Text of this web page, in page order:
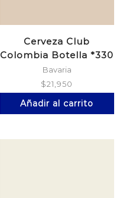
Cerveza Club
Colombia Botella *330
Dorad*6
Bavaria
$21,950
Añadir al carrito